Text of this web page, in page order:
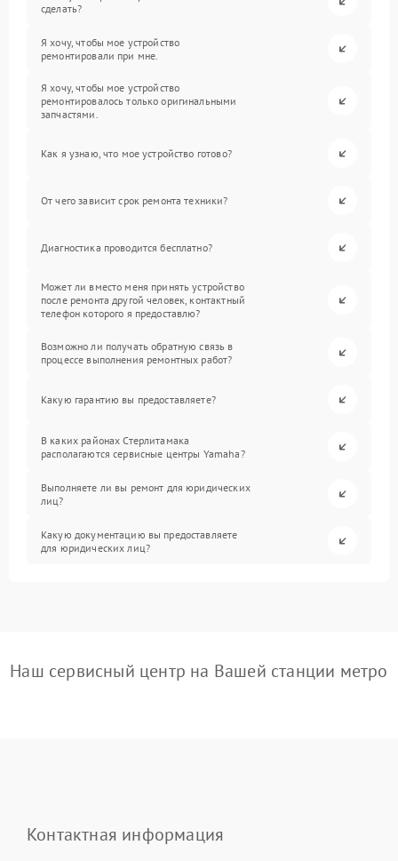
сделать?
Я хочу, чтобы мое устройство
ремонтировали при мне.
Я хочу, чтобы мое устройство
ремонтировалось только оригинальными
запчастями.
Как я узнаю, что мое устройство готово?
От чего зависит срок ремонта техники?
Диагностика проводится бесплатно?
Может ли вместо меня принять устройство
после ремонта другой человек, контактный
телефон которого я предоставлю?
Возможно ли получать обратную связь в
процессе выполнения ремонтных работ?
Какую гарантию вы предоставляете?
В каких районах Стерлитамака
располагаются сервисные центры Yamaha?
Выполняете ли вы ремонт для юридических
лиц?
Какую документацию вы предоставляете
для юридических лиц?
Наш сервисный центр на Вашей станции метро
Контактная информация